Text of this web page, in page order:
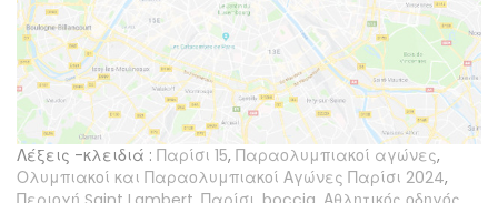
Λέξεις -κλειδιά : Παρίσι 15, Παραολυμπιακοί αγώνες,
Ολυμπιακοί και Παραολυμπιακοί Αγώνες Παρίσι 2024,